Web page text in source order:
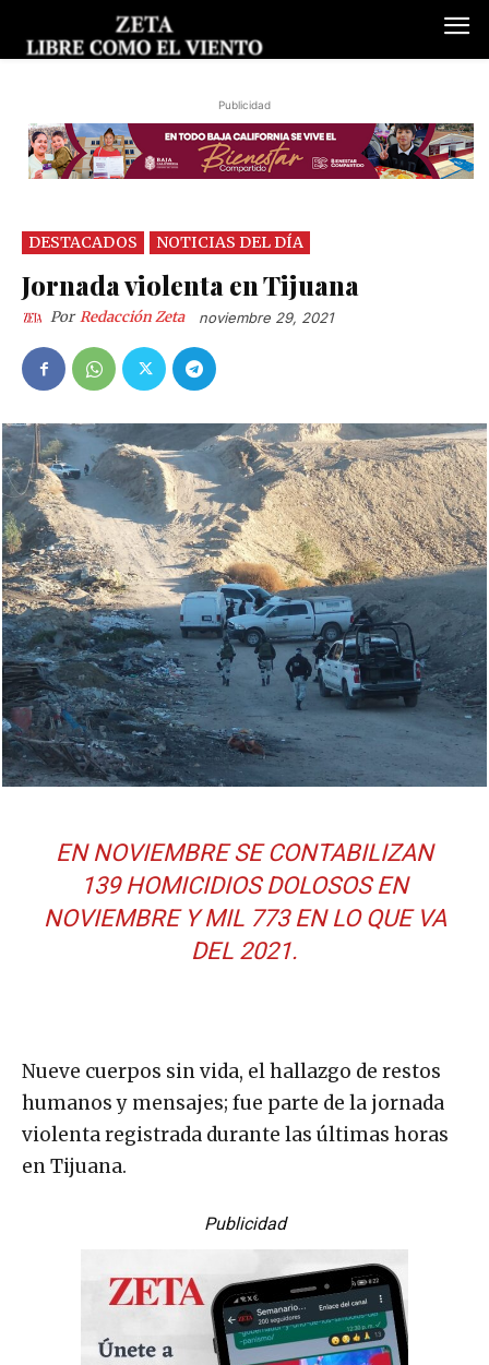
Publicidad
DESTACADOS NOTICIAS DEL DÍA
Jornada violenta en Tijuana
Por Redacción Zeta noviembre 29, 2021
EN NOVIEMBRE SE CONTABILIZAN
139 HOMICIDIOS DOLOSOS EN
NOVIEMBRE Y MIL 773 EN LO QUE VA
DEL 2021.
Nueve cuerpos sin vida, el hallazgo de restos
humanos y mensajes; fue parte de la jornada
violenta registrada durante las últimas horas
en Tijuana.
Publicidad